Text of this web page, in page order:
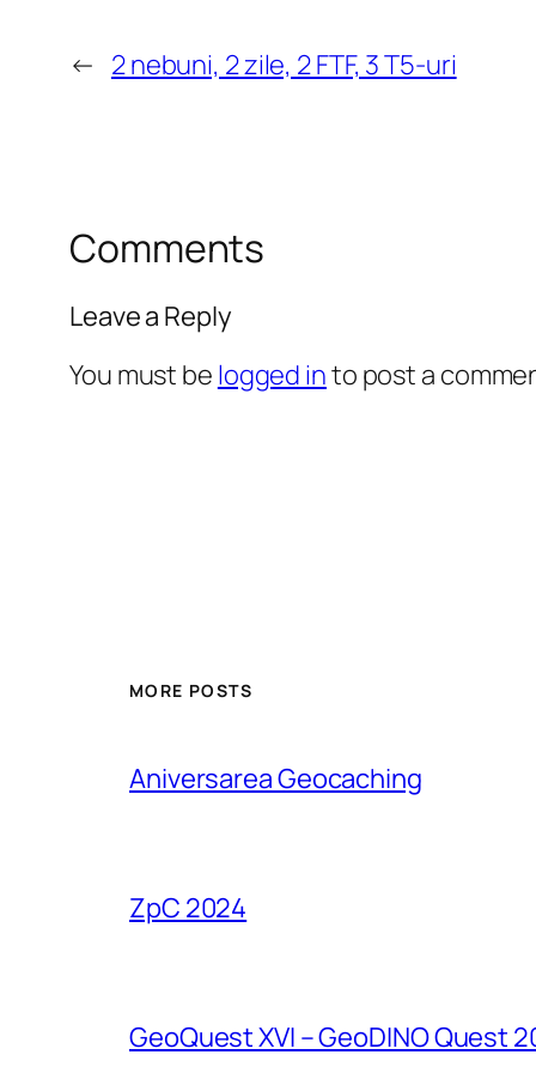
← 2 nebuni, 2 zile, 2 FTF, 3 T5-uri
Comments
Leave a Reply
You must be logged into post a
MORE POSTS
Aniversarea Geocaching
ZpC 2024
GeoQuest XVI – GeoDINO Quest